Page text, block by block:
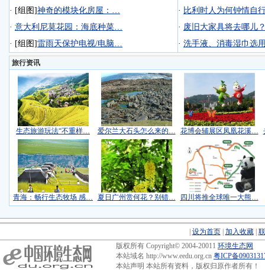
· [组图]神奇的模块化房屋：…
· 意大利尼莫花园：海底种菜…
· [组图]雷雨天保护电视/电脑…
· 比利时人为何钟情自
· 废旧大家具将去哪儿
· 洗手液、消毒湿巾选
旅行资讯
生态旅游玩法“不重样… 爱尔兰大石头怎么来的… 花博会辅展区凤凰花溪…
青海：畅行生态牧场 感… 夏日广州赏何花？别错… 四川将推全球唯一大熊…
设为首页| 加入收藏|
版权所有 Copyright© 2004-20011 环境生态网
本站域名 http://www.eedu.org.cn 粤ICP备
本站声明 本站所有资料，版权归原作者所有！